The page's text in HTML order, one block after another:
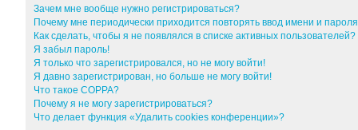
Зачем мне вообще нужно регистрироваться?
Почему мне периодически приходится повторять ввод имени и
Как сделать, чтобы я не появлялся в списке активных пользователей?
Я забыл пароль!
Я только что зарегистрировался, но не могу войти!
Я давно зарегистрирован, но больше не могу войти!
Что такое COPPA?
Почему я не могу зарегистрироваться?
Что делает функция «Удалить cookies конференции»?